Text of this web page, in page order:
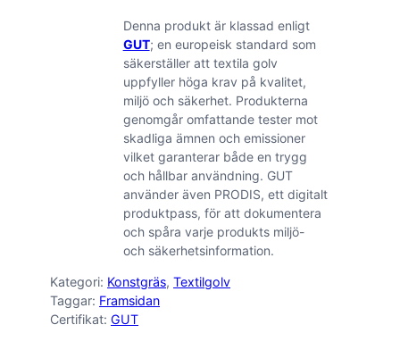
Denna produkt är klassad enligt
GUT; en europeisk standard som
säkerställer att textila golv
uppfyller höga krav på kvalitet,
miljö och säkerhet. Produkterna
genomgår omfattande tester mot
skadliga ämnen och emissioner
vilket garanterar både en trygg
och hållbar användning. GUT
använder även PRODIS, ett digitalt
produktpass, för att dokumentera
och spåra varje produkts miljö-
och säkerhetsinformation.
Kategori: Konstgräs, Textilgolv
Taggar: Framsidan
Certifikat: GUT